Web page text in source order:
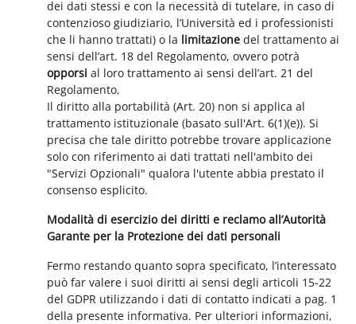
dei dati stessi e con la necessità di tutelare, in caso di
contenzioso giudiziario, l’Università ed i professionisti
che li hanno trattati) o la limitazione del trattamento ai
sensi dell’art. 18 del Regolamento, ovvero potrà
opporsi al loro trattamento ai sensi dell’art. 21 del
Regolamento,
Il diritto alla portabilità (Art. 20) non si applica al
trattamento istituzionale (basato sull'Art. 6(1)(e)). Si
precisa che tale diritto potrebbe trovare applicazione
solo con riferimento ai dati trattati nell'ambito dei
"Servizi Opzionali" qualora l'utente abbia prestato il
consenso esplicito.
Modalità di esercizio dei diritti e reclamo all’Autorità
Garante per la Protezione dei dati personali
Fermo restando quanto sopra specificato, l’interessato
può far valere i suoi diritti ai sensi degli articoli 15-22
del GDPR utilizzando i dati di contatto indicati a pag. 1
della presente informativa. Per ulteriori informazioni,